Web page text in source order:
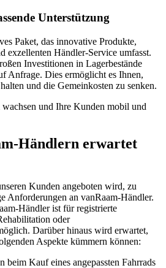
Unterstützung
Paket, das innovative Produkte,
exzellenten Händler-Service umfasst.
Investitionen in Lagerbestände
Anfrage. Dies ermöglicht es Ihnen,
und die Gemeinkosten zu senken.
wachsen und Ihre Kunden mobil und
Händlern erwartet
Kunden angeboten wird, zu
Anforderungen an vanRaam-Händler.
Händler ist für registrierte
oder
Darüber hinaus wird erwartet,
Aspekte kümmern können:
beim Kauf eines angepassten Fahrrads